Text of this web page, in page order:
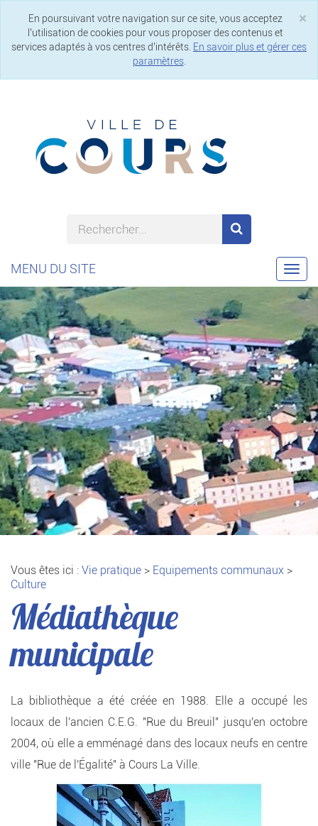
×
En poursuivant votre navigation sur ce site, vous acceptez
l’utilisation de cookies pour vous proposer des contenus et
services adaptés à vos centres d’intérêts. En savoir plus et gérer ces
paramètres.
MENU DU SITE
Vous êtes ici : Vie pratique > Equipements communaux >
Culture
Médiathèque
municipale
La bibliothèque a été créée en 1988. Elle a occupé les
locaux de l'ancien C.E.G. "Rue du Breuil" jusqu'en octobre
2004, où elle a emménagé dans des locaux neufs en centre
ville "Rue de l'Égalité" à Cours La Ville.